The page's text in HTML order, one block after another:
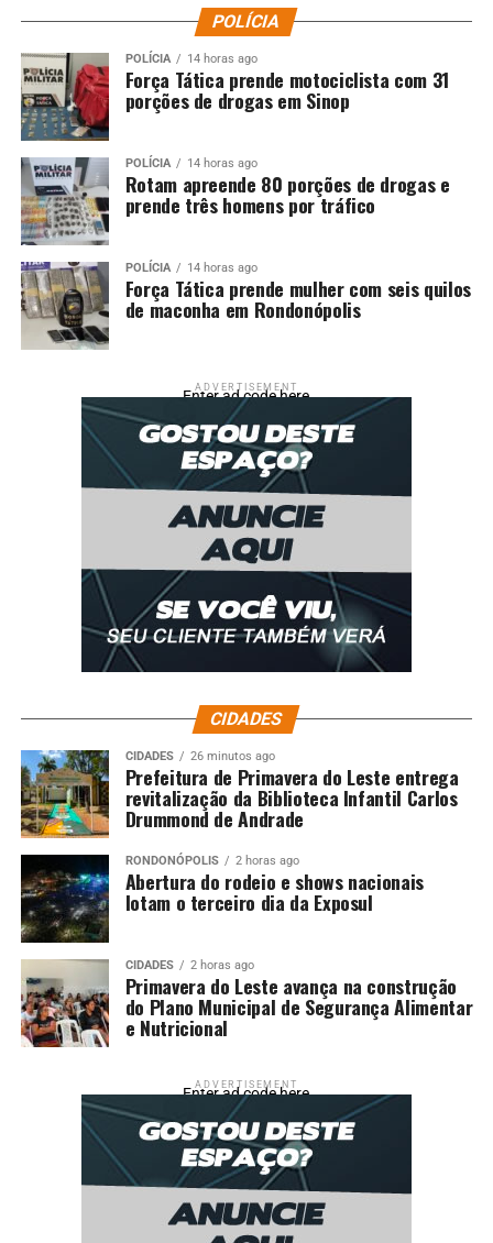
POLÍCIA
POLÍCIA 14 horas ago
Força Tática prende motociclista com 31
porções de drogas em Sinop
POLÍCIA 14 horas ago
Rotam apreende 80 porções de drogas e
prende três homens por tráfico
POLÍCIA 14 horas ago
Força Tática prende mulher com seis quilos
de maconha em Rondonópolis
ADVERTISEMENT
Enter ad code here
CIDADES
CIDADES 26 minutos ago
Prefeitura de Primavera do Leste entrega
revitalização da Biblioteca Infantil Carlos
Drummond de Andrade
RONDONÓPOLIS 2 horas ago
Abertura do rodeio e shows nacionais
lotam o terceiro dia da Exposul
CIDADES 2 horas ago
Primavera do Leste avança na construção
do Plano Municipal de Segurança Alimentar
e Nutricional
ADVERTISEMENT
Enter ad code here